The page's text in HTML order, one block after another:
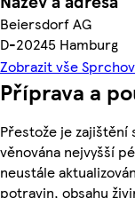
Beiersdorf AG
D-20245 Hamburg
Zobrazit vše
Příprava a
Přestože je
věnována nejvyšší
neustále
potravin, obsahu